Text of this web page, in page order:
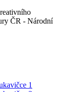
ČR - Národní